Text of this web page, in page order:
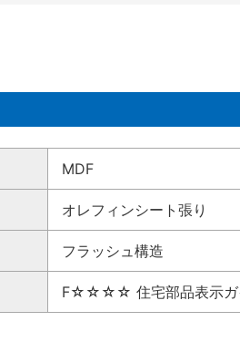
MDF
オレフィンシート張り
フラッシュ構造
F☆☆☆☆ 住宅部品表示ガ